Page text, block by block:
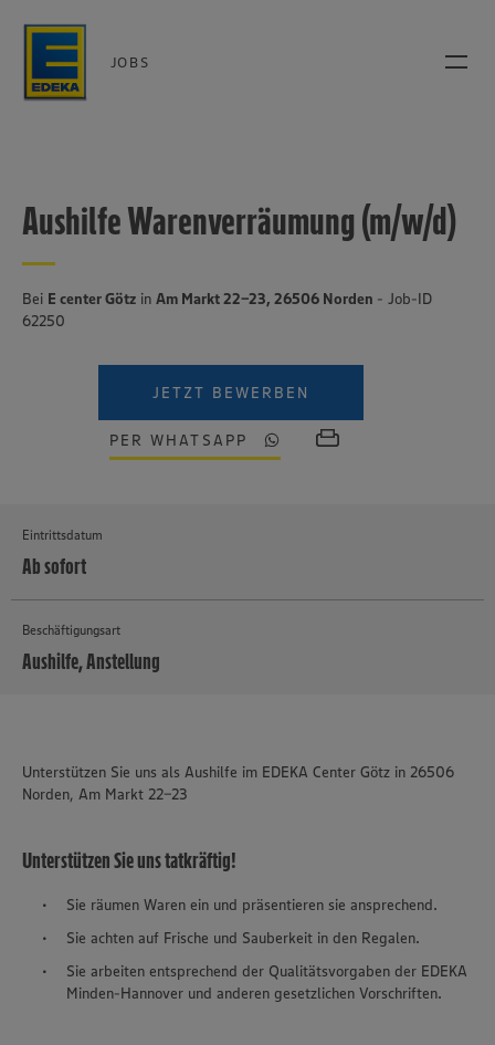
JOBS
Aushilfe Warenverräumung (m/w/d)
Bei E center Götz in Am Markt 22-23, 26506 Norden - Job-ID
62250
JETZT BEWERBEN
PER WHATSAPP
Eintrittsdatum
Ab sofort
Beschäftigungsart
Aushilfe, Anstellung
Unterstützen Sie uns als Aushilfe im EDEKA Center Götz in 26506
Norden, Am Markt 22-23
Unterstützen Sie uns tatkräftig!
Sie räumen Waren ein und präsentieren sie ansprechend.
Sie achten auf Frische und Sauberkeit in den Regalen.
Sie arbeiten entsprechend der Qualitätsvorgaben der EDEKA
Minden-Hannover und anderen gesetzlichen Vorschriften.